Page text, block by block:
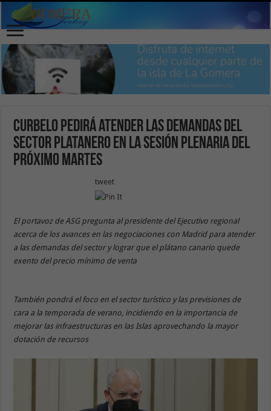
Curbelo pedirá atender las demandas del
sector platanero en la sesión plenaria del
próximo martes
tweet
El portavoz de ASG pregunta al presidente del Ejecutivo regional
acerca de los avances en las negociaciones con Madrid para atender
a las demandas del sector y lograr que el plátano canario quede
exento del precio mínimo de venta
También pondrá el foco en el sector turístico y las previsiones de
cara a la temporada de verano, incidiendo en la importancia de
mejorar las infraestructuras en las Islas aprovechando la mayor
dotación de recursos